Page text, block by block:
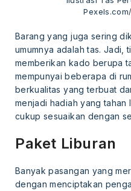
Barang yang juga sering
umumnya adalah tas. Jadi,
memberikan kado berupa
mempunyai beberapa di
berkualitas yang terbuat
menjadi hadiah yang tahan
cukup sesuaikan dengan
Paket Liburan
Banyak pasangan yang
dengan menciptakan